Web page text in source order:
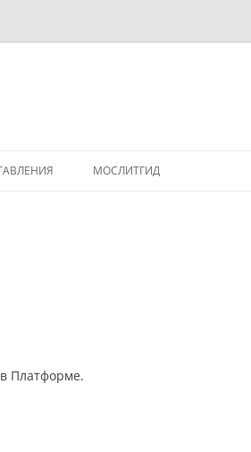
МОСЛИТГИД
Платформе.